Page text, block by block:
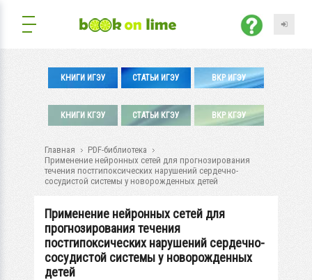
КНИГИ ИГЭУ СТАТЬИ ИГЭУ ВКР ИГЭУ
КНИГИ КГЭУ СТАТЬИ КГЭУ ВКР КГЭУ
Главная
PDF-библиотека
Применение нейронных сетей для прогнозирования
течения постгипоксических нарушений сердечно-
сосудистой системы у новорожденных детей
Применение нейронных сетей для
прогнозирования течения
постгипоксических нарушений сердечно-
сосудистой системы у новорожденных
детей